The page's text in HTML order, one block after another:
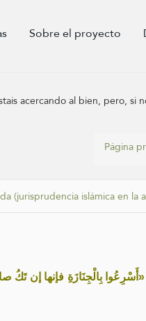
Sobre el proyecto
acercando al bien, pero, si
Página
(jurisprudencia islámica en la
«أَسْرِعُوا بِالْجِنَازَةِ فإنها إن تَكُ